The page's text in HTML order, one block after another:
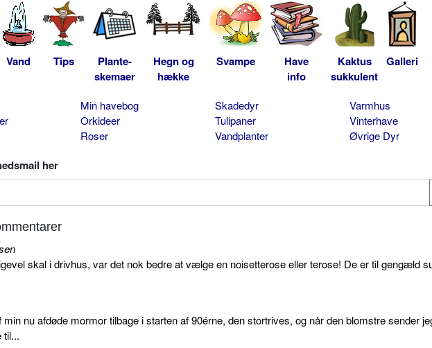
Vand Tips
Plante-
skemaer
Hegn og
hække
Svampe
Have
info
Kaktus
sukkulent
Galleri
Min havebog
Orkideer
Roser
Skadedyr
Tulipaner
Vandplanter
Varmhus
Vinterhave
Øvrige Dyr
her
skal i drivhus, var det nok bedre at vælge en noisetterose eller terose! De er til gengæld
nu afdøde mormor tilbage i starten af 90érne, den stortrives, og når den blomstre sender